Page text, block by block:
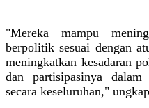
"Mereka mampu
berpolitik sesuai dengan
meningkatkan kesadaran
dan partisipasinya dalam
secara keseluruhan,"